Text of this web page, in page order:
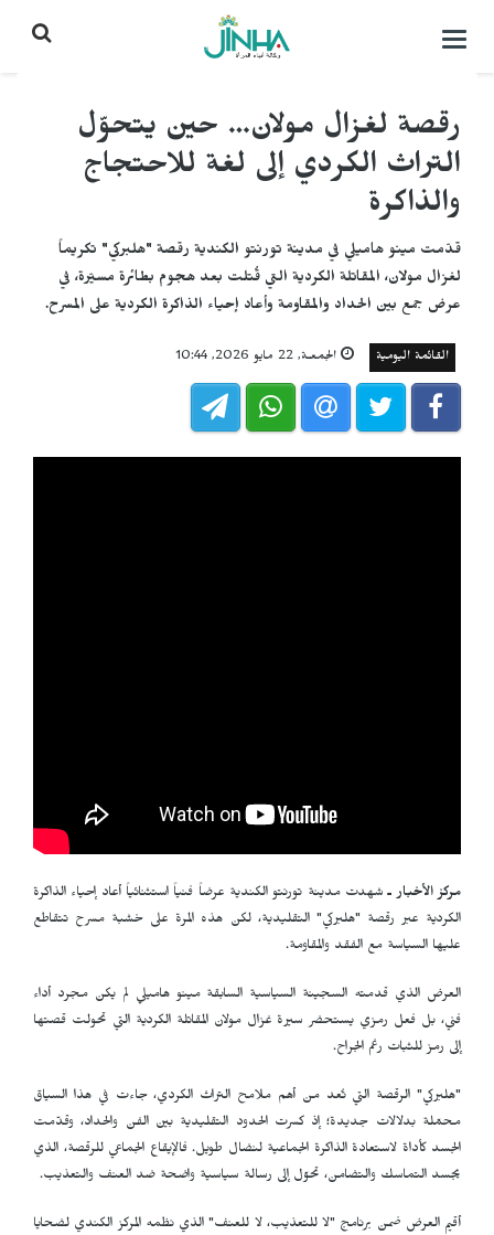
التحكم
رقصة لغزال مولان… حين يتحوّل
التراث الكردي إلى لغة للاحتجاج
والذاكرة
قدّمت مينو هاميلي في مدينة تورنتو الكندية رقصة "هلبركي" تكريماً
لغزال مولان، المقاتلة الكردية التي قُتلت بعد هجوم بطائرة مسيّرة، في
عرض جمع بين الحداد والمقاومة وأعاد إحياء الذاكرة الكردية على المسرح.
القائمة اليومية الجمعـة, 22 مايو 2026, 10:44
مركز الأخبار ـ شهدت مدينة تورنتو الكندية عرضاً فنياً استثنائياً أعاد إحياء الذاكرة
الكردية عبر رقصة "هلبرکي" التقليدية، لكن هذه المرة على خشبة مسرح تتقاطع
عليها السياسة مع الفقد والمقاومة.
العرض الذي قدمته السجينة السياسية السابقة مينو هاميلي لم يكن مجرد أداء
فني، بل فعل رمزي يستحضر سيرة غزال مولان المقاتلة الكردية التي تحولت قصتها
إلى رمز للثبات رغم الجراح.
"هلبرکي" الرقصة التي تُعد من أهم ملامح التراث الكردي، جاءت في هذا السياق
محمّلة بدلالات جديدة؛ إذ كسرت الحدود التقليدية بين الفن والحداد، وقدّمت
الجسد كأداة لاستعادة الذاكرة الجماعية لنضال طويل. فالإيقاع الجماعي للرقصة، الذي
يجسد التماسك والتضامن، تحوّل إلى رسالة سياسية واضحة ضد العنف والتعذيب.
أقيم العرض ضمن برنامج "لا للتعذيب، لا للعنف" الذي نظمه المركز الكندي لضحايا